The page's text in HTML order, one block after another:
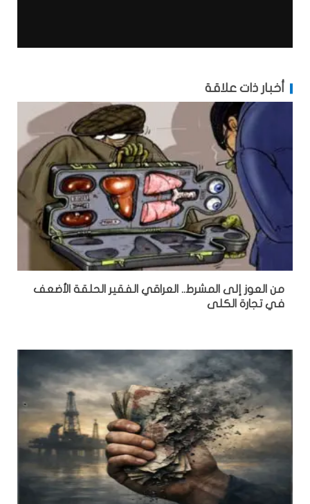
أخبار ذات علاقة
من العوز إلى المشرط.. العراقي الفقير الحلقة الأضعف
في تجارة الكلى